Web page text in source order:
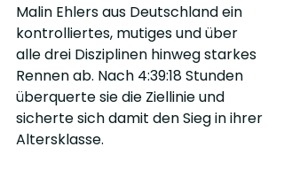
Malin Ehlers aus Deutschland ein
kontrolliertes, mutiges und über
alle drei Disziplinen hinweg starkes
Rennen ab. Nach 4:39:18 Stunden
überquerte sie die Ziellinie und
sicherte sich damit den Sieg in ihrer
Altersklasse.